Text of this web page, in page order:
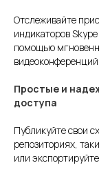
Отслеживайте
индикаторов
помощью
Простые и
доступа
Публикуйте свои
репозиториях,
или